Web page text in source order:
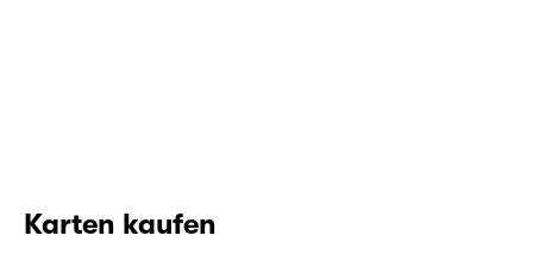
Karten kaufen